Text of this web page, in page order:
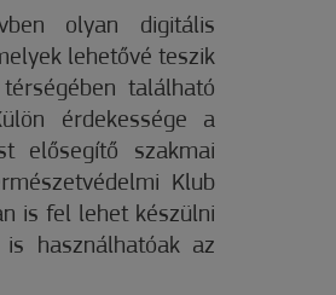
olyan digitális
lehetővé teszik
található
érdekessége a
elősegítő szakmai
Klub
is fel lehet készülni
használhatóak az